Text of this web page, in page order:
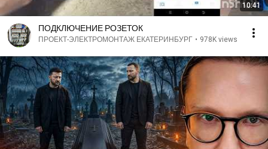
10:41
ПОДКЛЮЧЕНИЕ РОЗЕТОК
ПРОЕКТ-ЭЛЕКТРОМОНТАЖ ЕКАТЕРИНБУРГ • 978K views